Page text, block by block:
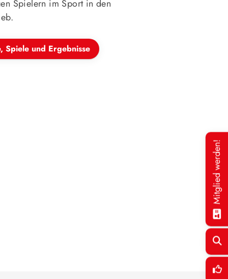
Spielern im Sport in den
Spiele und Ergebnisse
Mitglied werden!